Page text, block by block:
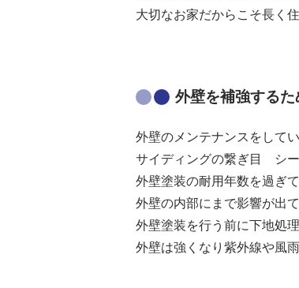
大切なお家だからこそ長く
外壁を補強するた
外壁のメンテナンスをして
サイディングの繋ぎ目 シー
外壁塗装の耐用年数を過ぎ
外壁の内部にまで影響が出て
外壁塗装を行う前に下地処
外壁は強くなり紫外線や風